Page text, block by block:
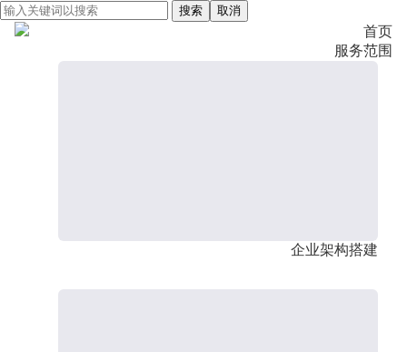
搜索 取消
首页
服务范围
企业架构搭建